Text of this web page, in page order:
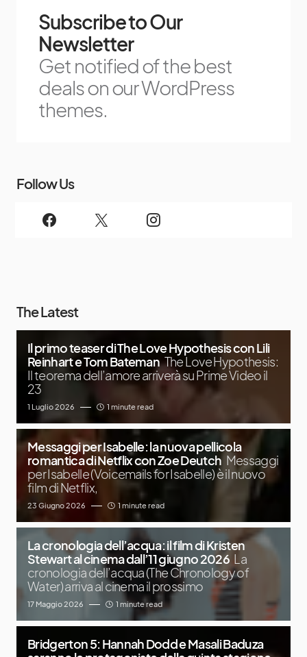
Subscribe to Our
Newsletter
Get notified of the best
deals on our WordPress
themes.
Follow Us
The Latest
Il primo teaser di The Love Hypothesis con Lili
Reinhart e Tom Bateman The Love Hypothesis:
Il teorema dell’amore arriverà su Prime Video il
23
1 Luglio 2026 1 minute read
Messaggi per Isabelle: la nuova pellicola
romantica di Netflix con Zoe Deutch Messaggi
per Isabelle (Voicemails for Isabelle) è il nuovo
film di Netflix,
23 Giugno 2026 1 minute read
La cronologia dell’acqua: il film di Kristen
Stewart al cinema dall’11 giugno 2026 La
cronologia dell’acqua (The Chronology of
Water) arriva al cinema il prossimo
17 Maggio 2026 1 minute read
Bridgerton 5: Hannah Dodd e Masali Baduza